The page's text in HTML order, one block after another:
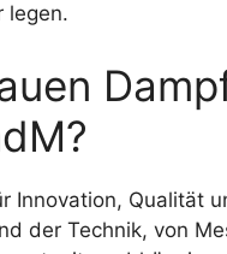
legen.
Innovation, Qualität
der Technik, von